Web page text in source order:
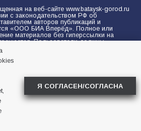
на веб-сайте www.bataysk-gorod.ru
с законодательством РФ об
авторов публикаций и
«ООО БИА Вперёд». Полное или
материалов без гиперссылки на
Пользователи должны
нормы при отправке
предложений и при общении на
и защиты информации
данных с помощью
LiveInternet, top.mail.ru
Я СОГЛАСЕН/СОГЛАСНА